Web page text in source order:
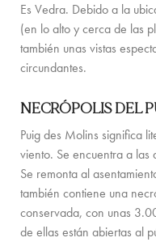
NOTICIAS
NOSOTROS
PROPIETARIOS DE
PARA TODA LA
SOSTENIBILIDAD
CONDICIONES DE
Es Vedra. Debido a la
(en lo alto y cerca de las
también unas vistas
circundantes.
NECRÓPOLIS DEL
Puig des Molins significa
viento. Se encuentra a las
Se remonta al
también contiene una
conservada, con unas
de ellas están abiertas al